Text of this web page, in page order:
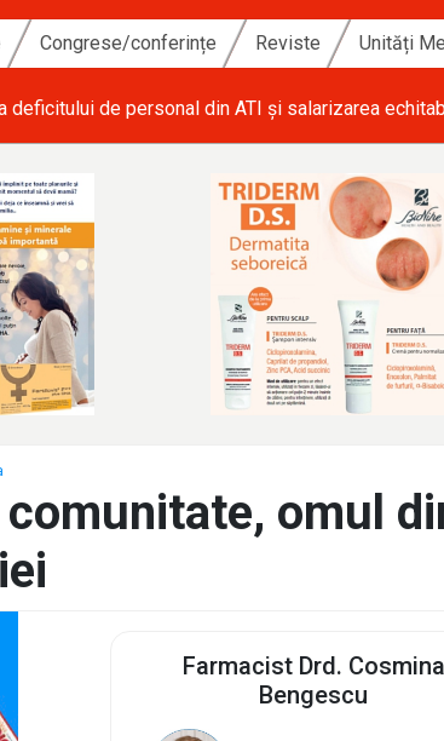
Congrese/conferințe Reviste Unități
deficitului de personal din ATI și salarizarea
omul
Farmacist Drd. Cosmina
Bengescu